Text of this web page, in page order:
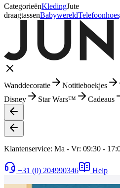
CategorieënKledingJute
draagtassenBabywereld
Wanddecoratie Notitieboekjes
Disney
Star Wars™ Cadeaus
Klantenservice: Ma - Vr: 09:30 -
+31 (0) 204990346 Help